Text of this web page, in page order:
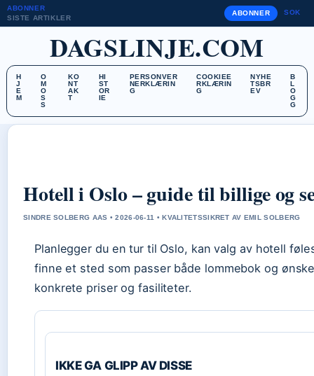
ABONNER
SISTE ARTIKLER
ABONNER SOK
DAGSLINJE.COM
H
J
E
M
O
M
O
S
S
KO
NT
AK
T
HI
ST
OR
IE
PERSONVER
NERKLÆRIN
G
COOKIEE
RKLÆRIN
G
NYHE
TSBR
EV
B
L
O
G
G
Hotell i Oslo – guide til billige og
SINDRE SOLBERG AAS • 2026-06-11 • KVALITETSSIKRET AV EMIL SOLBERG
Planlegger du en tur til Oslo, kan valg av hotell
finne et sted som passer både lommebok og
konkrete priser og fasiliteter.
IKKE GA GLIPP AV DISSE